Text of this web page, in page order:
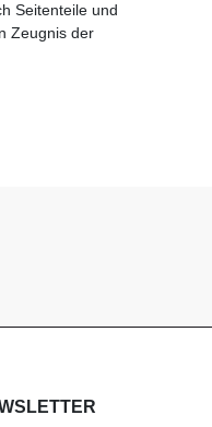
Seitenteile und
Zeugnis der